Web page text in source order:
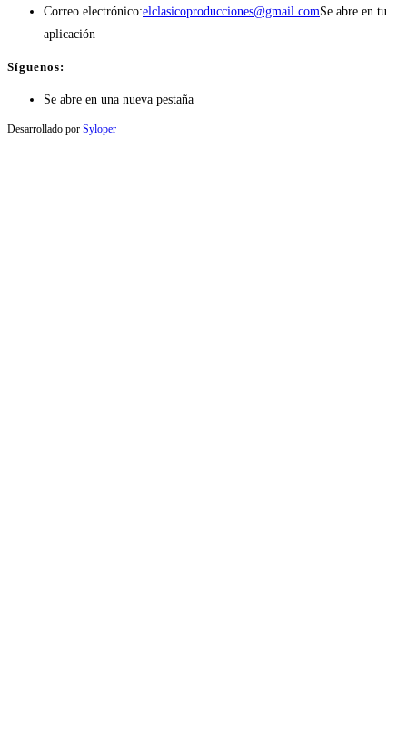
Correo electrónico:elclasicoproducciones@gmail.comSe abre en tu
aplicación
Síguenos:
Se abre en una nueva pestaña
Desarrollado por Syloper